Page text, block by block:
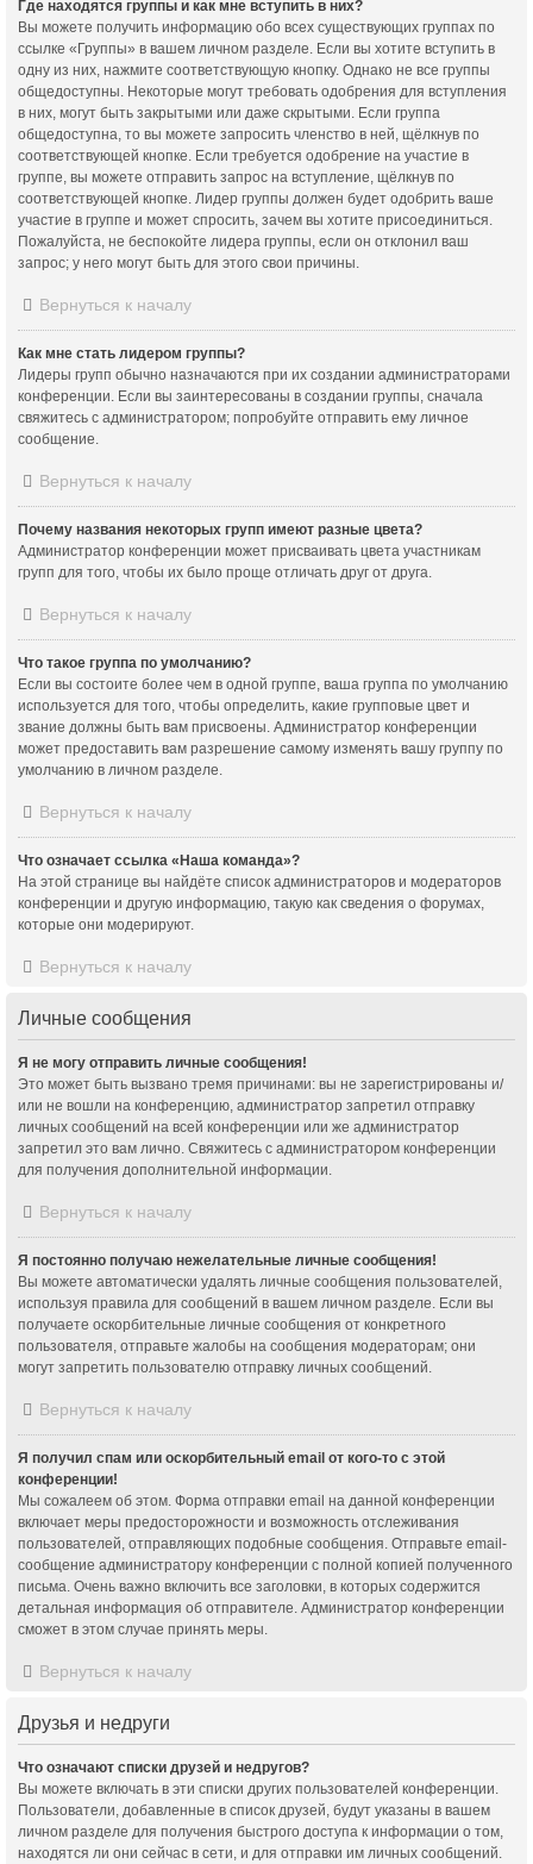
Где находятся группы и как мне вступить в них?
Вы можете получить информацию обо всех существующих группах по
ссылке «Группы» в вашем личном разделе. Если вы хотите вступить в
одну из них, нажмите соответствующую кнопку. Однако не все группы
общедоступны. Некоторые могут требовать одобрения для вступления
в них, могут быть закрытыми или даже скрытыми. Если группа
общедоступна, то вы можете запросить членство в ней, щёлкнув по
соответствующей кнопке. Если требуется одобрение на участие в
группе, вы можете отправить запрос на вступление, щёлкнув по
соответствующей кнопке. Лидер группы должен будет одобрить ваше
участие в группе и может спросить, зачем вы хотите присоединиться.
Пожалуйста, не беспокойте лидера группы, если он отклонил ваш
запрос; у него могут быть для этого свои причины.
Вернуться к началу
Как мне стать лидером группы?
Лидеры групп обычно назначаются при их создании администраторами
конференции. Если вы заинтересованы в создании группы, сначала
свяжитесь с администратором; попробуйте отправить ему личное
сообщение.
Вернуться к началу
Почему названия некоторых групп имеют разные цвета?
Администратор конференции может присваивать цвета участникам
групп для того, чтобы их было проще отличать друг от друга.
Вернуться к началу
Что такое группа по умолчанию?
Если вы состоите более чем в одной группе, ваша группа по умолчанию
используется для того, чтобы определить, какие групповые цвет и
звание должны быть вам присвоены. Администратор конференции
может предоставить вам разрешение самому изменять вашу группу по
умолчанию в личном разделе.
Вернуться к началу
Что означает ссылка «Наша команда»?
На этой странице вы найдёте список администраторов и модераторов
конференции и другую информацию, такую как сведения о форумах,
которые они модерируют.
Вернуться к началу
Личные сообщения
Я не могу отправить личные сообщения!
Это может быть вызвано тремя причинами: вы не зарегистрированы и/
или не вошли на конференцию, администратор запретил отправку
личных сообщений на всей конференции или же администратор
запретил это вам лично. Свяжитесь с администратором конференции
для получения дополнительной информации.
Вернуться к началу
Я постоянно получаю нежелательные личные сообщения!
Вы можете автоматически удалять личные сообщения пользователей,
используя правила для сообщений в вашем личном разделе. Если вы
получаете оскорбительные личные сообщения от конкретного
пользователя, отправьте жалобы на сообщения модераторам; они
могут запретить пользователю отправку личных сообщений.
Вернуться к началу
Я получил спам или оскорбительный email от кого-то с этой
конференции!
Мы сожалеем об этом. Форма отправки email на данной конференции
включает меры предосторожности и возможность отслеживания
пользователей, отправляющих подобные сообщения. Отправьте email-
сообщение администратору конференции с полной копией полученного
письма. Очень важно включить все заголовки, в которых содержится
детальная информация об отправителе. Администратор конференции
сможет в этом случае принять меры.
Вернуться к началу
Друзья и недруги
Что означают списки друзей и недругов?
Вы можете включать в эти списки других пользователей конференции.
Пользователи, добавленные в список друзей, будут указаны в вашем
личном разделе для получения быстрого доступа к информации о том,
находятся ли они сейчас в сети, и для отправки им личных сообщений.